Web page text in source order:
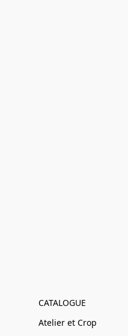
CATALOGUE
Atelier et Crop